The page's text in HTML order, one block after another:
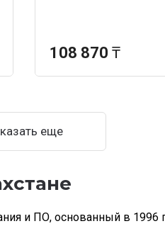
108 870 ₸
еще
и ПО, основанный в 1996